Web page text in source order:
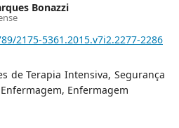
Bonazzi
2175-5361.2015.v7i2.2277-2286
de Terapia Intensiva, Segurança
Enfermagem